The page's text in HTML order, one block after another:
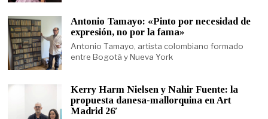
Antonio Tamayo: «Pinto por necesidad de
expresión, no por la fama»
Antonio Tamayo, artista colombiano formado
entre Bogotá y Nueva York
Kerry Harm Nielsen y Nahir Fuente: la
propuesta danesa-mallorquina en Art
Madrid 26′